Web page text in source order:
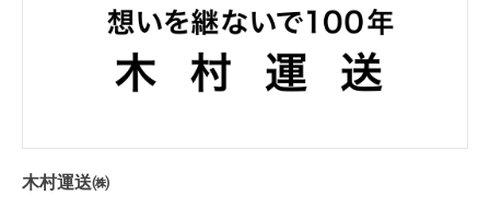
木村運送㈱